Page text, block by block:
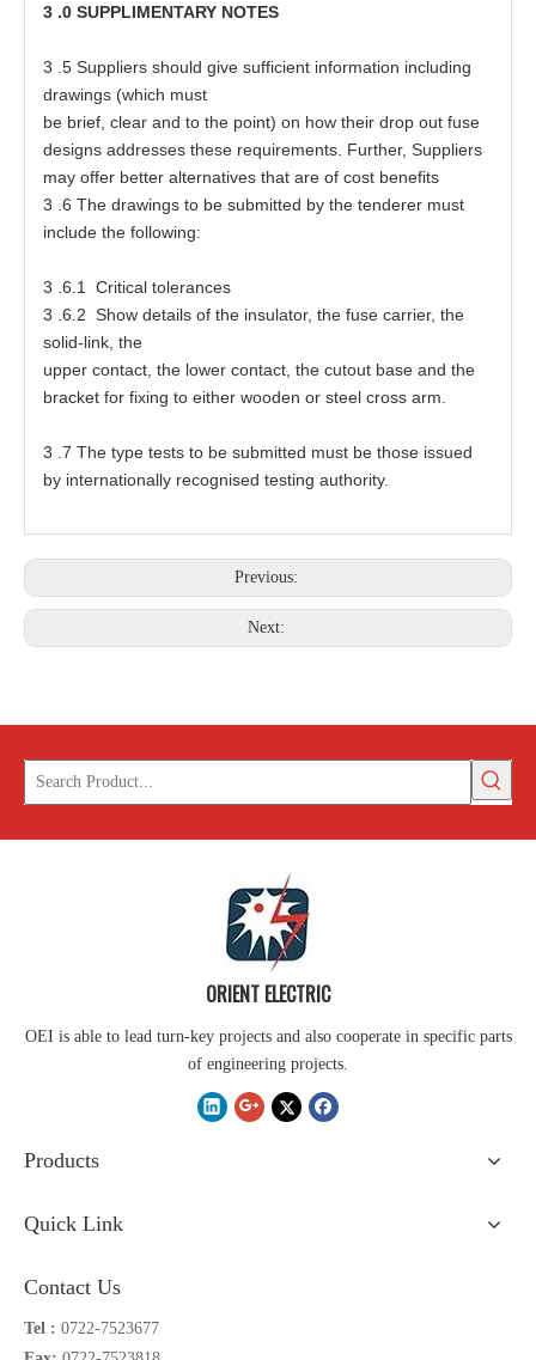
3 .0 SUPPLIMENTARY NOTES
3 .5 Suppliers should give sufficient information including
drawings (which must
be brief, clear and to the point) on how their drop out fuse
designs addresses these requirements. Further, Suppliers
may offer better alternatives that are of cost benefits
3 .6 The drawings to be submitted by the tenderer must
include the following:
3 .6.1 Critical tolerances
3 .6.2 Show details of the insulator, the fuse carrier, the
solid-link, the
upper contact, the lower contact the cutout base and the
bracket for fixing to either wooden or steel cross arm.
3 .7 The type tests to be submitted must be those issued
by internationally recognised testing authority.
Previous:
Next:
ORIENT ELECTRIC
OEI is able to lead turn-key projects and also cooperate in specific parts
of engineering projects.
Products
Quick Link
Contact Us
Tel : 0722-7523677